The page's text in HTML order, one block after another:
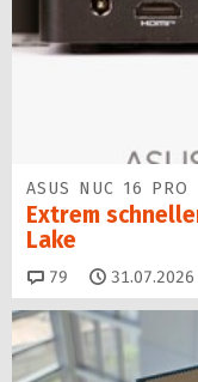
ASUS NUC 16 PRO
Extrem
Lake
79 Kommentare
31.07.2026